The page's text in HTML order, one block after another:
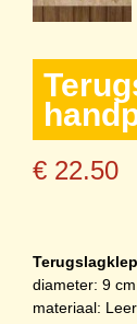
€ 22.50
diameter: 9 cm
materiaal: Leer